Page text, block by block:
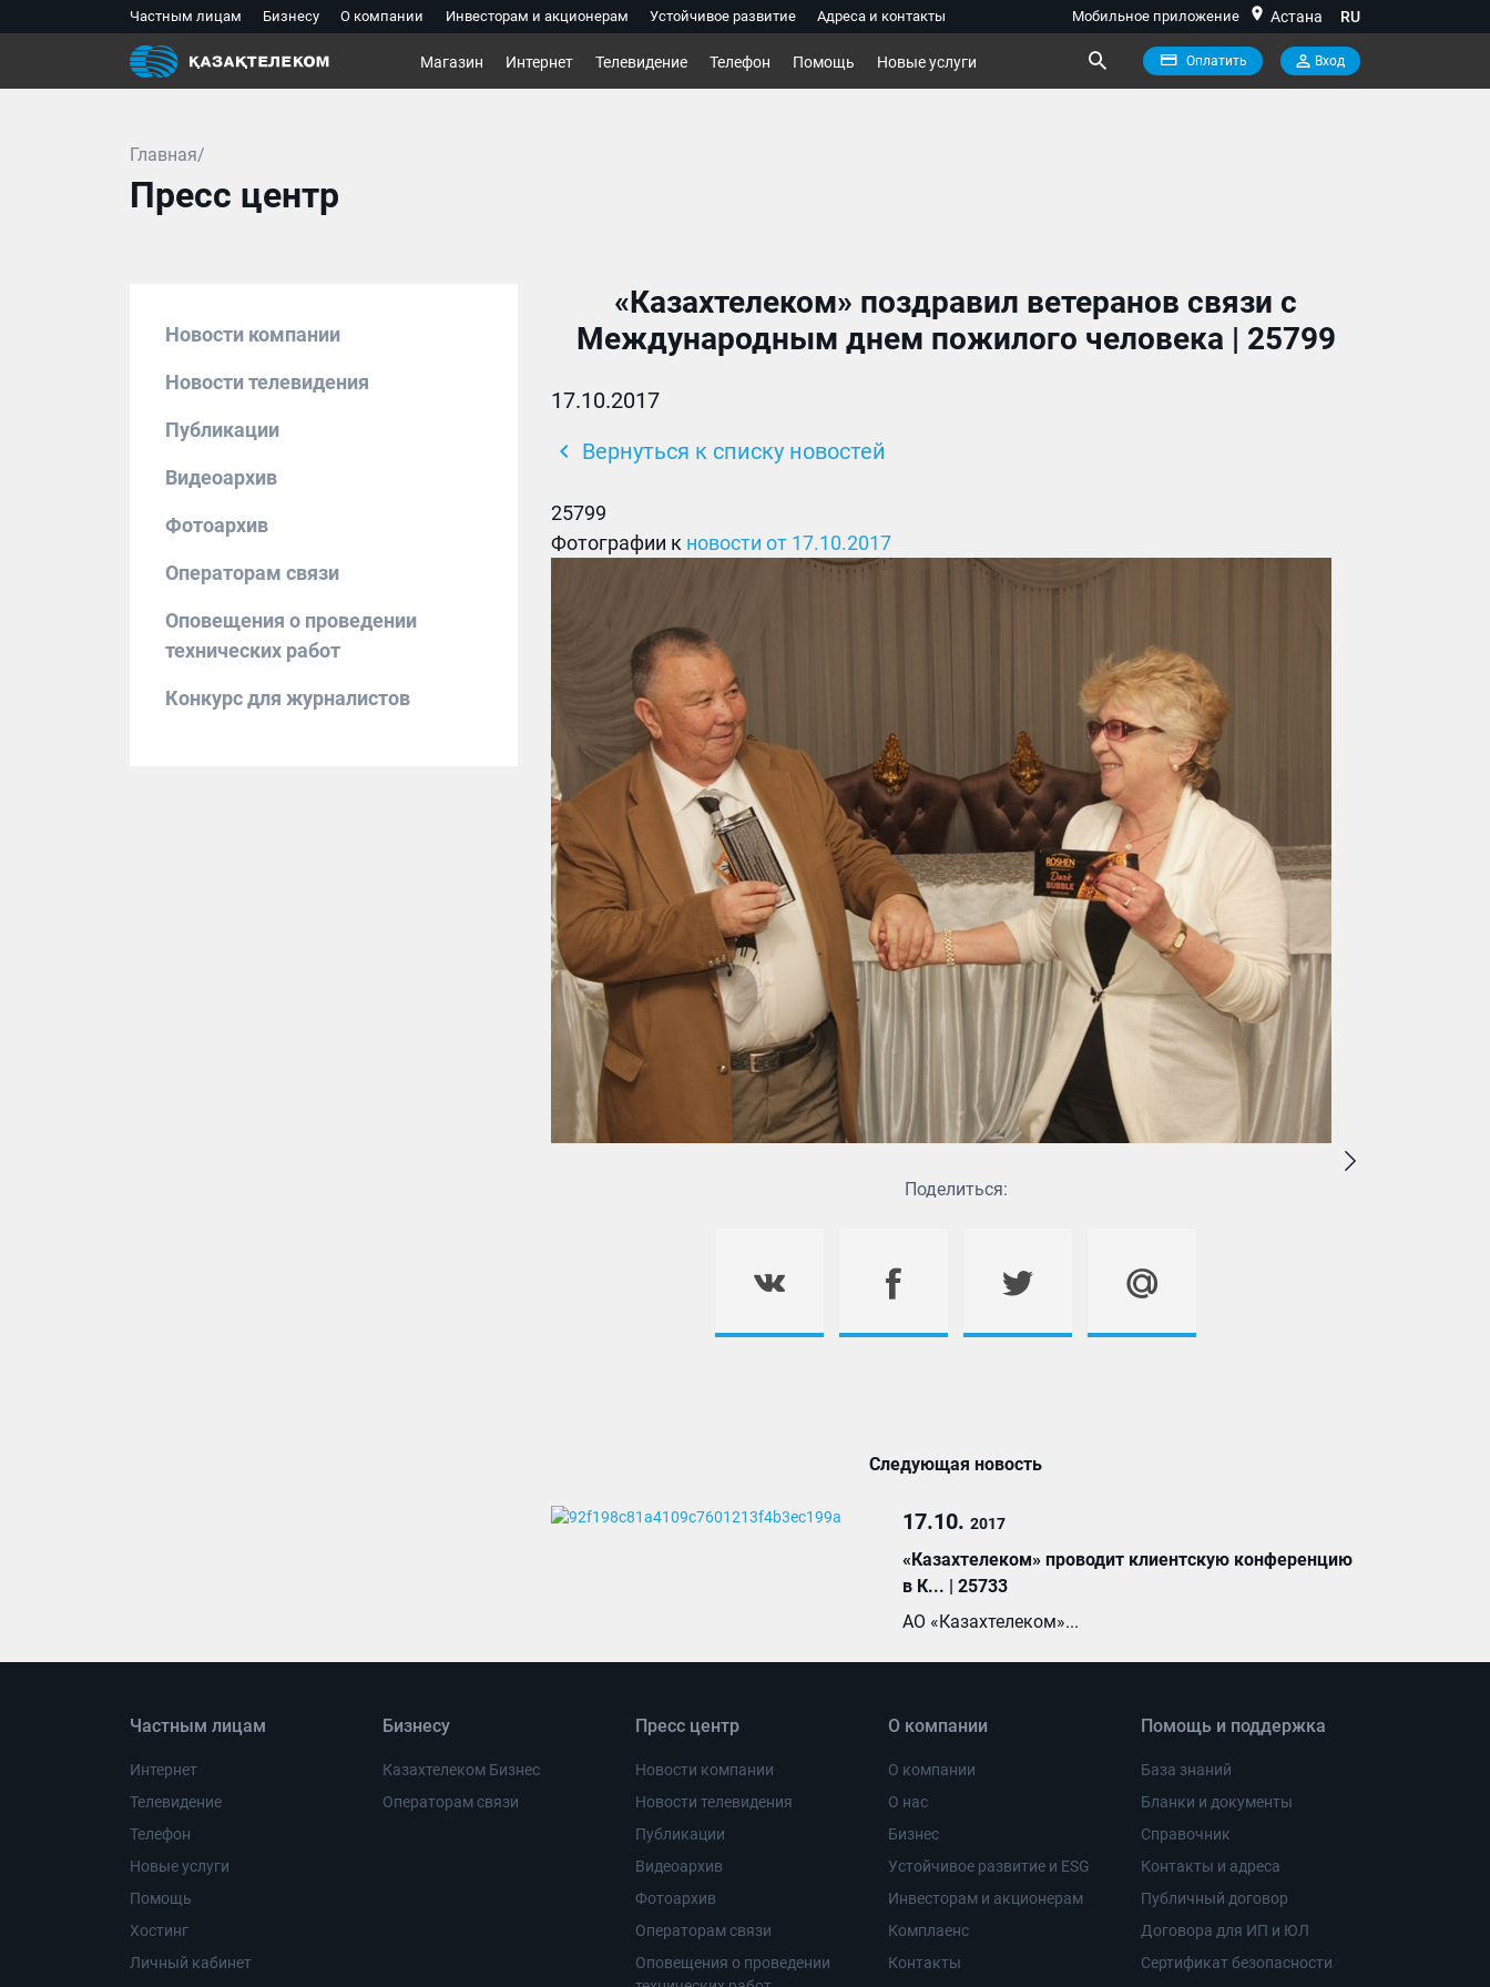
Частным лицам Бизнесу О компании Инвесторам и акционерам Устойчивое развитие Адреса и контакты Мобильное приложение location_on Астана RU
Магазин Интернет Телевидение Телефон Помощь Новые услуги Оплатить Вход
Главная/
Пресс центр
Новости компании
Новости телевидения
Публикации
Видеоархив
Фотоархив
Операторам связи
Оповещения о проведении
технических работ
Конкурс для журналистов
«Казахтелеком» поздравил ветеранов связи с
Международным днем пожилого человека | 25799
17.10.2017
chevron_left Вернуться к списку новостей
25799
Фотографии к новости от 17.10.2017
Поделиться:
Следующая новость
17.10. 2017
«Казахтелеком» проводит клиентскую конференцию
в К... | 25733
АО «Казахтелеком»...
Частным лицам
Интернет
Телевидение
Телефон
Новые услуги
Помощь
Хостинг
Личный кабинет
Бизнесу
Казахтелеком Бизнес
Операторам связи
Пресс центр
Новости компании
Новости телевидения
Публикации
Видеоархив
Фотоархив
Операторам связи
Оповещения о проведении
О компании
О компании
О нас
Бизнес
Устойчивое развитие и ESG
Инвесторам и акционерам
Комплаенс
Контакты
Помощь и поддержка
База знаний
Бланки и документы
Справочник
Контакты и адреса
Публичный договор
Договора для ИП и ЮЛ
Сертификат безопасности